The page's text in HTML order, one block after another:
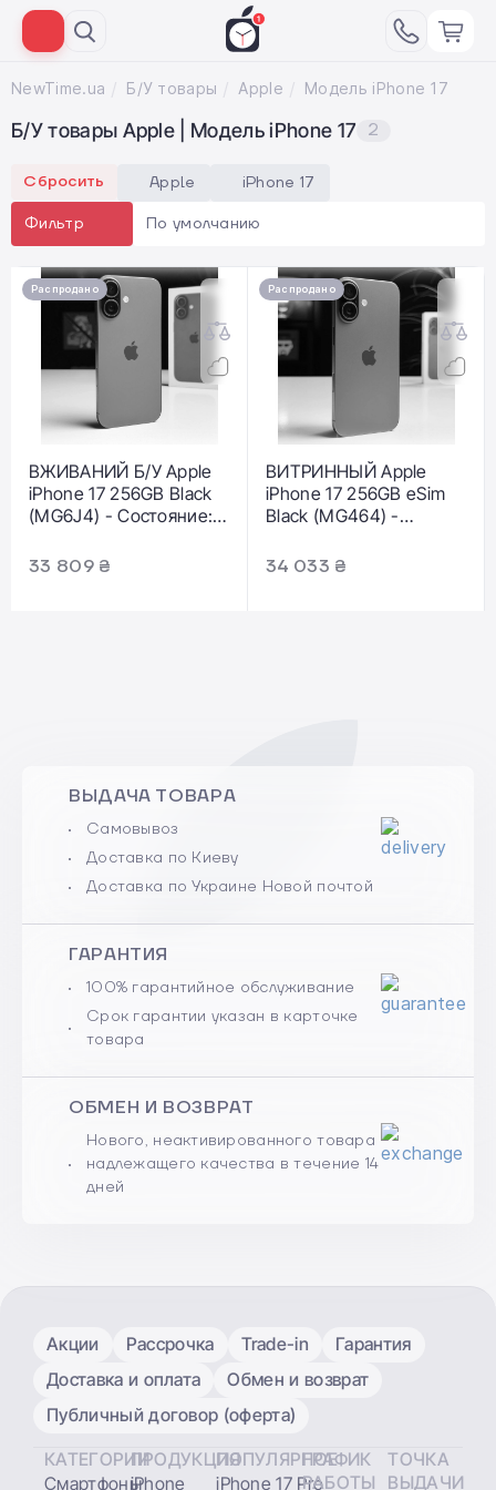
NewTime.ua Б/У товары Apple Модель iPhone 17
Б/У товары Apple | Модель iPhone 17 2
Сбросить Apple iPhone 17
Фильтр По умолчанию
Распродано
ВЖИВАНИЙ Б/У Apple
iPhone 17 256GB Black
(MG6J4) - Состояние:
Аккумулятор: 100% |
33 809 ₴
Распродано
ВИТРИННЫЙ Apple
iPhone 17 256GB eSim
Black (MG464) -
Аккумулятор: 100% |
34 033 ₴
ВЫДАЧА ТОВАРА
Самовывоз
Доставка по Киеву
Доставка по Украине Новой почтой
ГАРАНТИЯ
100% гарантийное обслуживание
Срок гарантии указан в карточке
товара
ОБМЕН И ВОЗВРАТ
Нового, неактивированного товара
надлежащего качества в течение 14
дней
Акции Рассрочка Trade-in
Гарантия
Доставка и оплата
Обмен и возврат
Публичный договор (оферта)
КАТЕГОРИИ
Смартфоны
ПРОДУКЦИЯ
iPhone
ПОПУЛЯРНОЕ
iPhone 17 Pro
ГРАФИК
РАБОТЫ
ТОЧКА
ВЫДАЧИ